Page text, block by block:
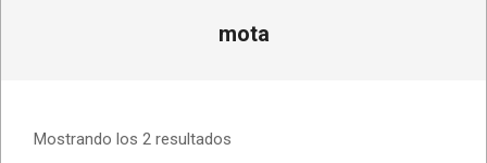
mota
Mostrando los 2 resultados